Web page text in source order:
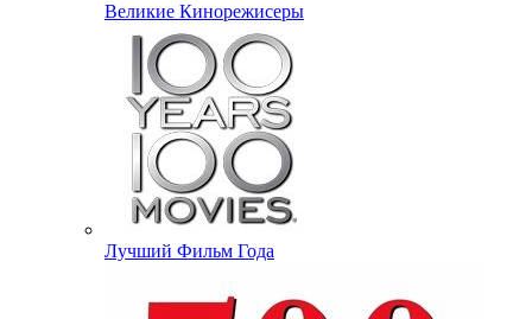
Великие Кинорежисеры
Лучший Фильм Года